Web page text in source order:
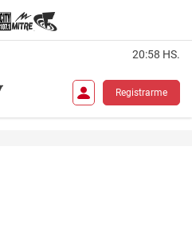
20:58 HS.
Registrarme